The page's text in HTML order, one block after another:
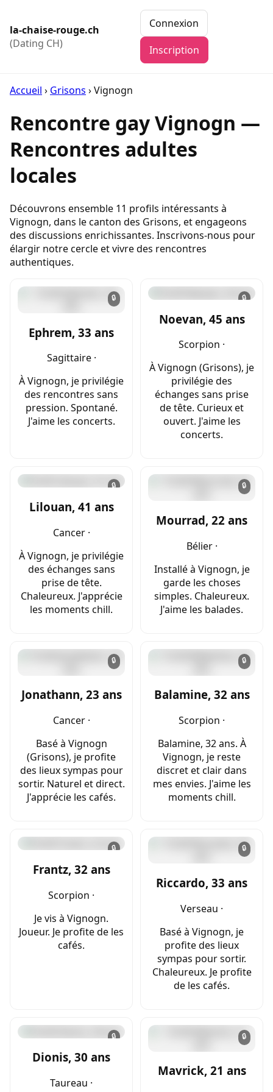
la-chaise-rouge.ch
(Dating CH)
Connexion
Inscription
Accueil › Grisons ›Vignogn
Rencontre gay Vignogn —
Rencontres adultes
locales
Découvrons ensemble 11 profils intéressants à
Vignogn, dans le canton des Grisons, et engageons
des discussions enrichissantes. Inscrivons-nous pour
élargir notre cercle et vivre des rencontres
authentiques.
🔒
Ephrem, 33 ans
Sagittaire ·
À Vignogn, je privilégie
des rencontres sans
pression. Spontané.
J'aime les concerts.
🔒
Noevan, 45 ans
Scorpion ·
À Vignogn (Grisons), je
privilégie des
échanges sans prise
de tête. Curieux et
ouvert. J'aime les
concerts.
🔒
Lilouan, 41 ans
Cancer ·
À Vignogn, je privilégie
des échanges sans
prise de tête.
Chaleureux. J'apprécie
les moments chill.
🔒
Mourrad, 22 ans
Bélier ·
Installé à Vignogn, je
garde les choses
simples. Chaleureux.
J'aime les balades.
🔒
Jonathann, 23 ans
Cancer ·
Basé à Vignogn
(Grisons), je profite
des lieux sympas pour
sortir. Naturel et direct.
J'apprécie les cafés.
🔒
Balamine, 32 ans
Scorpion ·
Balamine, 32 ans. À
Vignogn, je reste
discret et clair dans
mes envies. J'aime les
moments chill.
🔒
Frantz, 32 ans
Scorpion ·
Je vis à Vignogn.
Joueur. Je profite de les
cafés.
🔒
Riccardo, 33 ans
Verseau ·
Basé à Vignogn, je
profite des lieux
sympas pour sortir.
Chaleureux. Je profite
de les cafés.
🔒
Dionis, 30 ans
Taureau ·
🔒
Mavrick, 21 ans